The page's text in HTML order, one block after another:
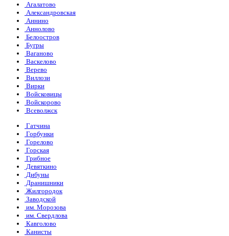
Агалатово
Александровская
Аннино
Аннолово
Белоостров
Бугры
Ваганово
Васкелово
Верево
Виллози
Вирки
Войсковицы
Войскорово
Всеволжск
Гатчина
Горбунки
Горелово
Горская
Грибное
Девяткино
Дибуны
Дранишники
Жилгородок
Заводской
им. Морозова
им. Свердлова
Кавголово
Канисты